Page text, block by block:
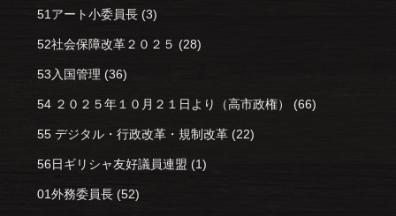
51アート小委員長 (3)
52社会保障改革２０２５ (28)
53入国管理 (36)
54 ２０２５年１０月２１日より（高市政権） (66)
55 デジタル・行政改革・規制改革 (22)
56日ギリシャ友好議員連盟 (1)
01外務委員長 (52)